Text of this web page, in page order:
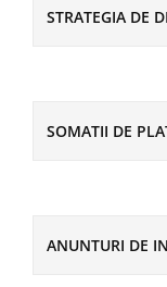
STRATEGIA DE
SOMATII DE
ANUNTURI DE